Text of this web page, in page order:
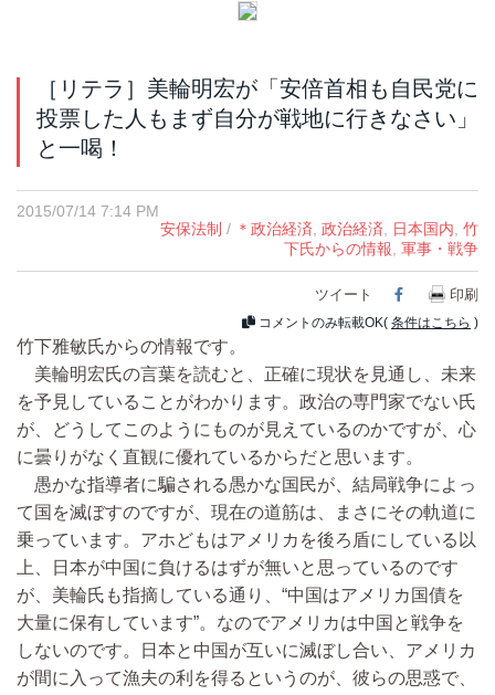
［リテラ］美輪明宏が「安倍首相も自民党に
投票した人もまず自分が戦地に行きなさい」
と一喝！
2015/07/14 7:14 PM
安保法制 / ＊政治経済, 政治経済, 日本国内, 竹
下氏からの情報, 軍事・戦争
ツイート Facebook
印刷
コメントのみ転載OK( 条件はこちら )
竹下雅敏氏からの情報です。
美輪明宏氏の言葉を読むと、正確に現状を見通し、未来
を予見していることがわかります。政治の専門家でない氏
が、どうしてこのようにものが見えているのかですが、心
に曇りがなく直観に優れているからだと思います。
愚かな指導者に騙される愚かな国民が、結局戦争によっ
て国を滅ぼすのですが、現在の道筋は、まさにその軌道に
乗っています。アホどもはアメリカを後ろ盾にしている以
上、日本が中国に負けるはずが無いと思っているのです
が、美輪氏も指摘している通り、“中国はアメリカ国債を
大量に保有しています”。なのでアメリカは中国と戦争を
しないのです。日本と中国が互いに滅ぼし合い、アメリカ
が間に入って漁夫の利を得るというのが、彼らの思惑で、